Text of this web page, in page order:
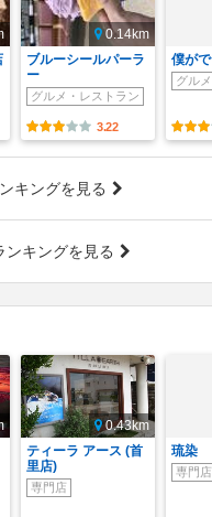
0.14km
ブルーシールパーラ
ー
グルメ・レストラン
3.22
僕が
グル
キングを見る
ンキングを見る
0.43km
ティーラ アース (首
里店)
専門店
琉染
専門店